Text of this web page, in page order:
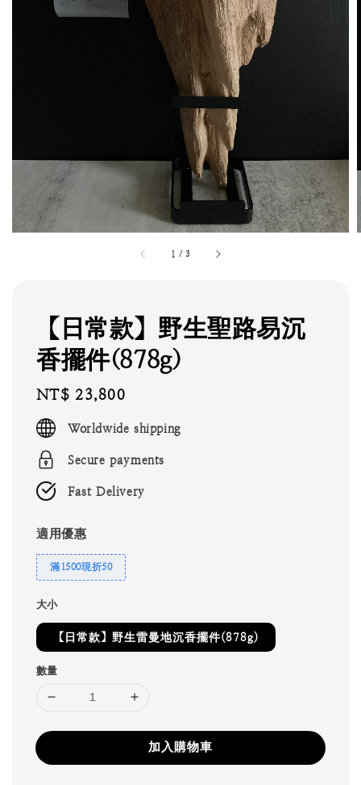
1 /3
【日常款】野生聖路易沉
香擺件(878g)
Regular
price
NT$ 23,800
Worldwide shipping
Secure payments
Fast Delivery
適用優惠
滿1500現折50
大小
【日常款】野生雷曼地沉香擺件(878g)
數量
加入購物車